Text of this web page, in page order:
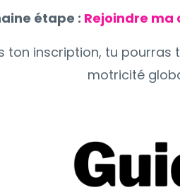
étape : Rejoindre
ton inscription, tu pourras
motricité